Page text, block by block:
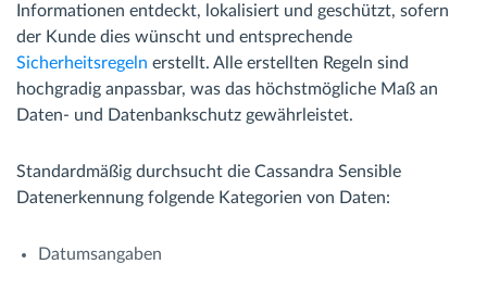
Informationen entdeckt, lokalisiert und geschützt, sofern
der Kunde dies wünscht und entsprechende
Sicherheitsregeln erstellt. Alle erstellten Regeln sind
hochgradig anpassbar, was das höchstmögliche Maß an
Daten- und Datenbankschutz gewährleistet.
Standardmäßig durchsucht die Cassandra Sensible
Datenerkennung folgende Kategorien von Daten:
Datumsangaben